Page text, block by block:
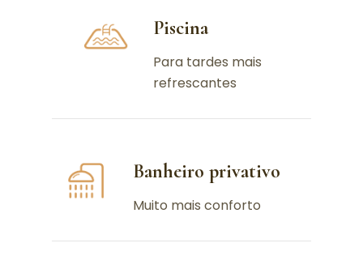
Piscina
Para tardes mais
refrescantes
Banheiro privativo
Muito mais conforto